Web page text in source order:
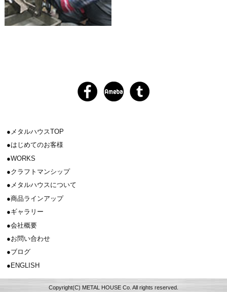
メタルハウスTOP
はじめてのお客様
WORKS
クラフトマンシップ
メタルハウスについて
商品ラインアップ
ギャラリー
会社概要
お問い合わせ
ブログ
ENGLISH
Copyright(C) METAL HOUSE Co. All rights reserved.